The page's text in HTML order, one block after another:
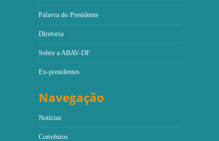
Palavra do Presidente
Diretoria
Sobre a ABAV-DF
Ex-presidentes
Navegação
Notícias
Convênios